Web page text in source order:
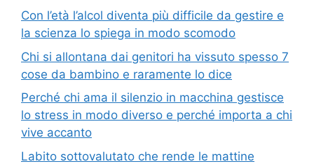
Con l’età l’alcol diventa più difficile da gestire e
la scienza lo spiega in modo scomodo
Chi si allontana dai genitori ha vissuto spesso 7
cose da bambino e raramente lo dice
Perché chi ama il silenzio in macchina gestisce
lo stress in modo diverso e perché importa a chi
vive accanto
Labito sottovalutato che rende le mattine